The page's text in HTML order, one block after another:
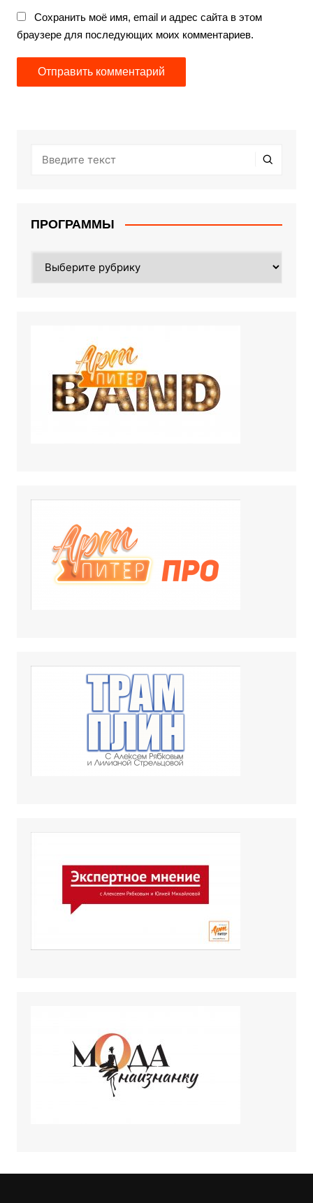
Сохранить моё имя, email и адрес сайта в этом
браузере для последующих моих комментариев.
ПРОГРАММЫ